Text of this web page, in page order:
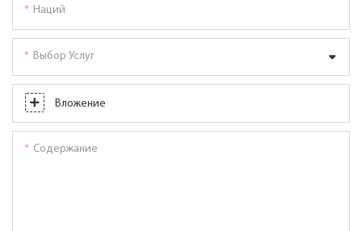
Наций
Выбор Услуг
Вложение
Содержание